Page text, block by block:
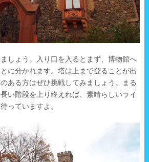
しょう。入り口を入るとまず、博物館へ
に分かれます。塔は上まで登ることが出
ある方はぜひ挑戦してみましょう。まる
い階段を上り終えれば、素晴らしいライ
っていますよ。